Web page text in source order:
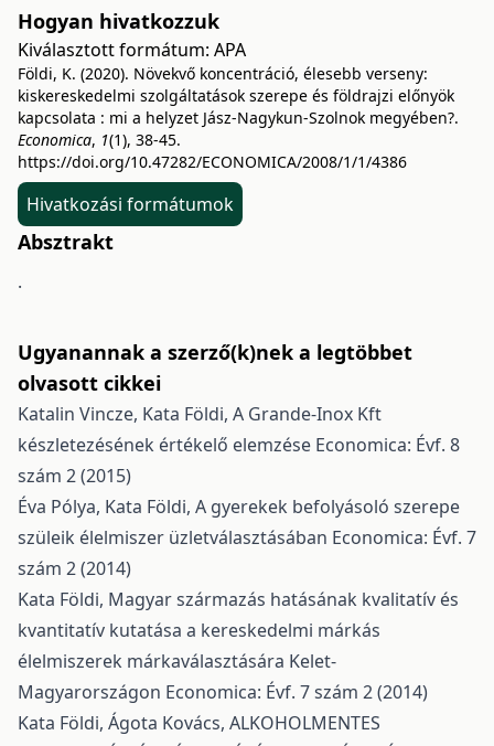
Hogyan hivatkozzuk
Kiválasztott formátum: APA
Földi, K. (2020). Növekvő koncentráció, élesebb verseny:
kiskereskedelmi szolgáltatások szerepe és földrajzi előnyök
kapcsolata : mi a helyzet Jász-Nagykun-Szolnok megyében?.
Economica, 1(1), 38-45.
https://doi.org/10.47282/ECONOMICA/2008/1/1/4386
Hivatkozási formátumok
Absztrakt
.
Ugyanannak a szerző(k)nek a legtöbbet
olvasott cikkei
Katalin Vincze, Kata Földi, A Grande-Inox Kft
készletezésének értékelő elemzése Economica: Évf. 8
szám 2 (2015)
Éva Pólya, Kata Földi, A gyerekek befolyásoló szerepe
szüleik élelmiszer üzletválasztásában Economica: Évf. 7
szám 2 (2014)
Kata Földi, Magyar származás hatásának kvalitatív és
kvantitatív kutatása a kereskedelmi márkás
élelmiszerek márkaválasztására Kelet-
Magyarországon Economica: Évf. 7 szám 2 (2014)
Kata Földi, Ágota Kovács, ALKOHOLMENTES